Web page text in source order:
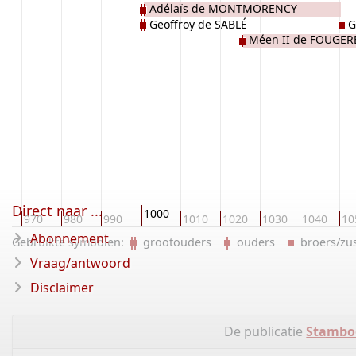
970 980 990 1000 1010 1020 1030 1040
Adélaïs de MONTMORENCY
Geoffroy de SABLÉ
Méen II de
Gebruikte symbolen: grootouders ouders broers/
De publicatie
Direct naar ...
Abonnement
Vraag/antwoord
Disclaimer